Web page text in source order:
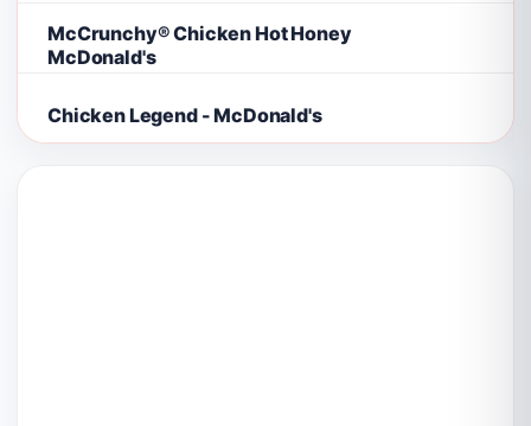
McCrunchy® Chicken Hot Honey
McDonald's
Chicken Legend - McDonald's